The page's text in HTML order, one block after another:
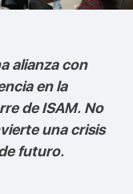
alianza con
en la
de ISAM. No
una crisis
futuro.